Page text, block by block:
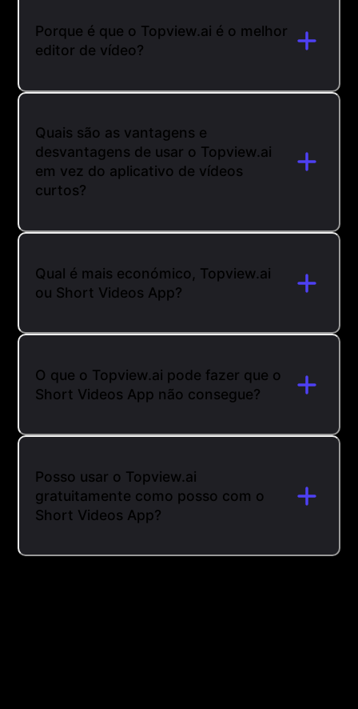
Porque é que o Topview.ai é o melhor
editor de vídeo?
Quais são as vantagens e
desvantagens de usar o Topview.ai
em vez do aplicativo de vídeos
curtos?
Qual é mais económico, Topview.ai
ou Short Videos App?
O que o Topview.ai pode fazer que o
Short Videos App não consegue?
Posso usar o Topview.ai
gratuitamente como posso com o
Short Videos App?